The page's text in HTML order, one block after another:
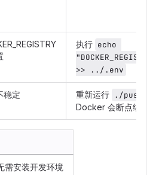
执行 echo
>> ../.env
稳定 重新运行 ./
Docker 会断点续传
需安装开发环境